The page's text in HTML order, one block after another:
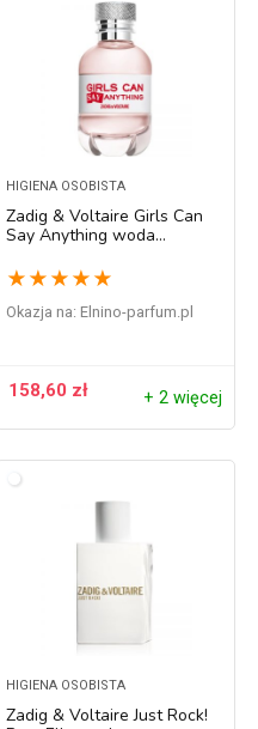
HIGIENA OSOBISTA
Zadig & Voltaire Girls Can
Say Anything woda
ml
★ ★ ★ ★ ★
Okazja na: elnino-parfum.pl
158,60 zł + 2 więcej
HIGIENA OSOBISTA
Zadig & Voltaire Just Rock!